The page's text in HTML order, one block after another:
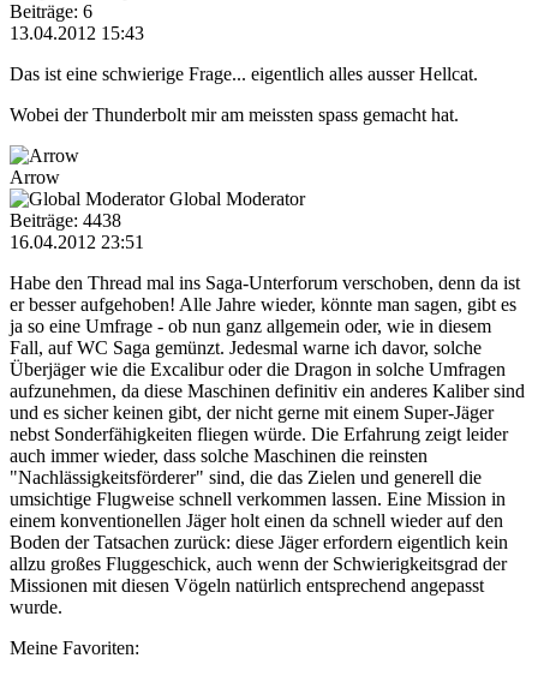
Beiträge: 6
13.04.2012 15:43
Das ist eine schwierige Frage... eigentlich alles ausser Hellcat.
Wobei der Thunderbolt mir am meissten spass gemacht hat.
Arrow
Global Moderator
Beiträge: 4438
16.04.2012 23:51
Habe den Thread mal ins Saga-Unterforum verschoben, denn da ist
er besser aufgehoben! Alle Jahre wieder, könnte man sagen, gibt es
ja so eine Umfrage - ob nun ganz allgemein oder, wie in diesem
Fall, auf WC Saga gemünzt. Jedesmal warne ich davor, solche
Überjäger wie die Excalibur oder die Dragon in solche Umfragen
aufzunehmen, da diese Maschinen definitiv ein anderes Kaliber sind
und es sicher keinen gibt, der nicht gerne mit einem Super-Jäger
nebst Sonderfähigkeiten fliegen würde. Die Erfahrung zeigt leider
auch immer wieder, dass solche Maschinen die reinsten
"Nachlässigkeitsförderer" sind, die das Zielen und generell die
umsichtige Flugweise schnell verkommen lassen. Eine Mission in
einem konventionellen Jäger holt einen da schnell wieder auf den
Boden der Tatsachen zurück: diese Jäger erfordern eigentlich kein
allzu großes Fluggeschick, auch wenn der Schwierigkeitsgrad der
Missionen mit diesen Vögeln natürlich entsprechend angepasst
wurde.
Meine Favoriten: